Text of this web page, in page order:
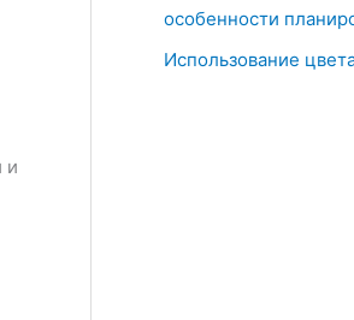
и
особенности
Использование